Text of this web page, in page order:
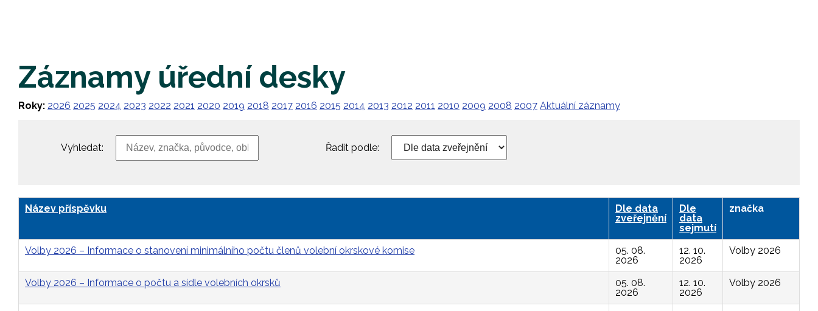
Záznamy úřední desky
Roky: 2026 2025 2024 2023 2022 2021 2020 2019 2018 2017 2016 2015 2014 2013 2012 2011 2010 2009 2008 2007 Aktuální záznamy
Vyhledat: Řadit podle:
Název příspěvku
Dle data
zveřejnění
Dle
data
sejmutí
značka
Volby 2026 – Informace o stanovení minimálního počtu členů volební okrskové komise
05. 08.
2026
12. 10.
2026
Volby 2026
Volby 2026 – Informace o počtu a sídle volebních okrsků
05. 08.
2026
12. 10.
2026
Volby 2026